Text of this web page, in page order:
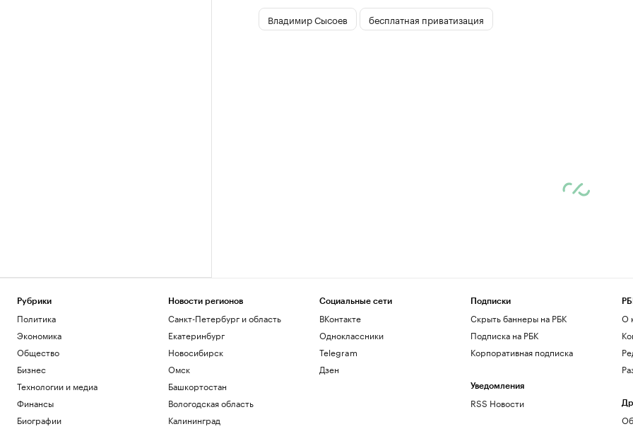
Владимир Сысоев бесплатная приватизация
Рубрики
Политика
Экономика
Общество
Бизнес
Технологии и медиа
Финансы
Биографии
Новости регионов
Санкт-Петербург и область
Екатеринбург
Новосибирск
Омск
Башкортостан
Вологодская область
Калининград
Социальные сети
ВКонтакте
Одноклассники
Telegram
Дзен
Подписки
Скрыть баннеры на РБК
Подписка на РБК
Корпоративная подписка
Уведомления
RSS Новости
О